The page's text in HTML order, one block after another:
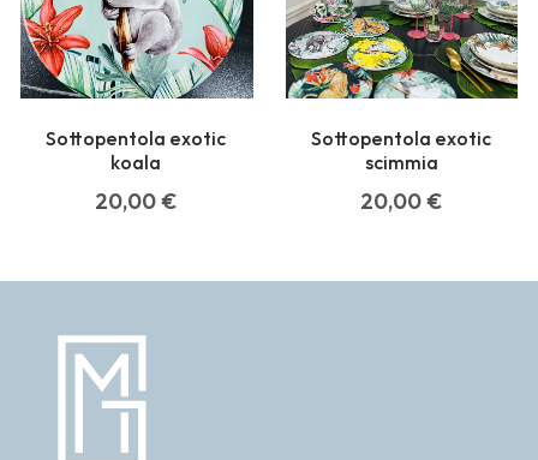
Sottopentola exotic
koala
20,00€
Sottopentola exotic
scimmia
20,00€